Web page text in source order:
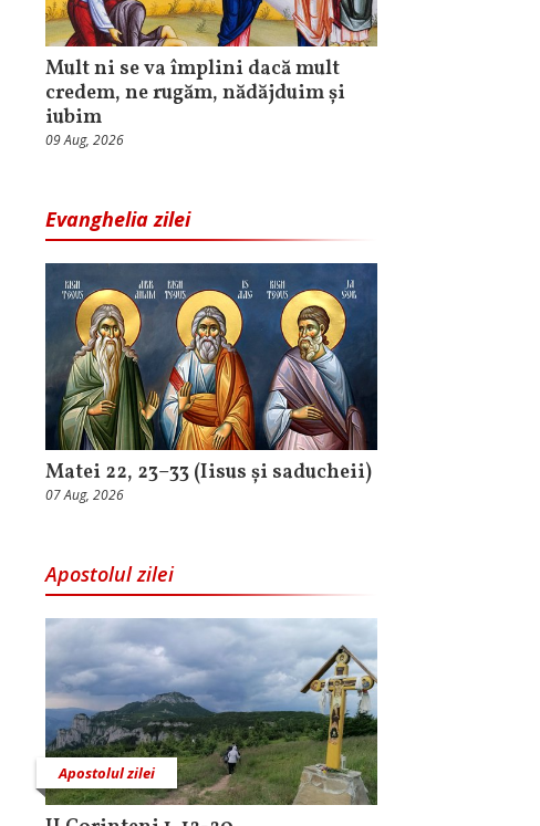
Mult ni se va împlini dacă mult
credem, ne rugăm, nădăjduim și
iubim
09 Aug, 2026
Evanghelia zilei
Matei 22, 23–33 (Iisus și saducheii)
07 Aug, 2026
Apostolul zilei
Apostolul zilei